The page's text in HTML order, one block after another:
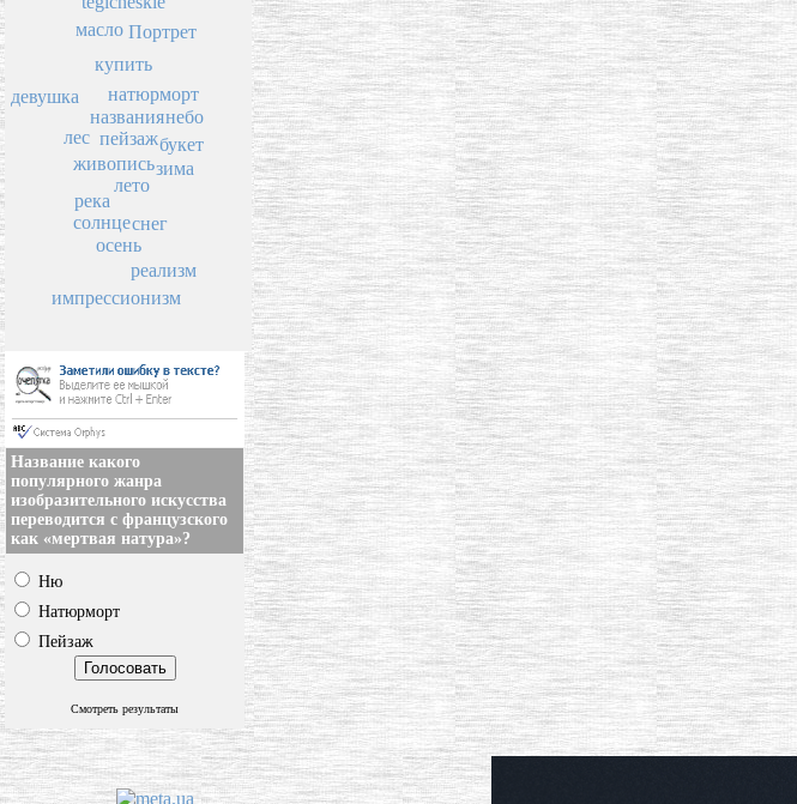
пейзаж
названия
живопись
лето
натюрморт
купить
солнце
лес
зима
осень
букет
масло
река
снег
реализм
небо
импрессионизм
Портрет
девушка
Название какого
популярного жанра
изобразительного искусства
переводится с французского
как «мертвая натура»?
Ню
Натюрморт
Пейзаж
Смотреть результаты